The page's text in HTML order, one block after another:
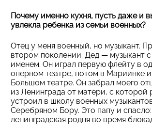
Почему именно кухня, пусть даже и
увлекла ребенка из семьи военных?
Отец у меня военный, но музыкант.
втором поколении. Дед — музыкант
именем. Он играл первую флейту в
оперном театре, потом в Мариинке
Большом театре. Он забрал моего
из Ленинграда от матери, с которой
устроил в школу военных
Серебряном Бору. Это папу и
ленинградская родня во время